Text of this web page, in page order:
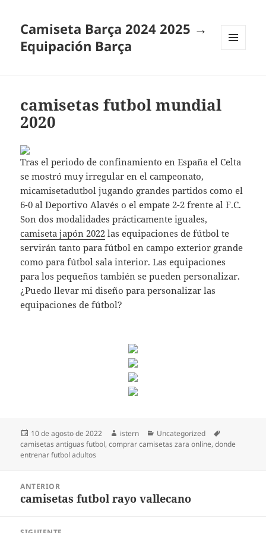
Camiseta Barça 2024 2025 →
Equipación Barça
camisetas futbol mundial
2020
Tras el periodo de confinamiento en España el Celta
se mostró muy irregular en el campeonato,
micamisetadutbol jugando grandes partidos como el
6-0 al Deportivo Alavés o el empate 2-2 frente al F.C.
Son dos modalidades prácticamente iguales,
camiseta japón 2022 las equipaciones de fútbol te
servirán tanto para fútbol en campo exterior grande
como para fútbol sala interior. Las equipaciones
para los pequeños también se pueden personalizar.
¿Puedo llevar mi diseño para personalizar las
equipaciones de fútbol?
Publicado
el
10 de agosto de 2022 Autor
istern Categorías
Uncategorized
camisetas antiguas futbol,comprar camisetas zara online,donde
entrenar futbol adultos
entradas
ANTERIOR
Entrada
camisetas futbol rayo vallecano